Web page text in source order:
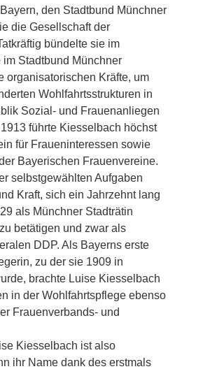
den Stadtbund Münchner
die Gesellschaft der
bündelte sie im
Stadtbund Münchner
organisatorischen Kräfte, um
Wohlfahrtsstrukturen in
Sozial- und Frauenanliegen
führte Kiesselbach höchst
für Fraueninteressen sowie
Bayerischen Frauenvereine.
selbstgewählten Aufgaben
Kraft, sich ein Jahrzehnt lang
als Münchner Stadträtin
betätigen und zwar als
DDP. Als Bayerns erste
zu der sie 1909 in
brachte Luise Kiesselbach
in der Wohlfahrtspflege ebenso
Frauenverbands- und
Kiesselbach ist also
ihr Name dank des erstmals